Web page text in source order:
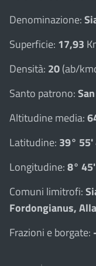
Denominazione:
Superficie: 17,93
Densità: 20(ab/
Santo patrono:
Altitudine media:
Latitudine: 39°
Longitudine:8°
Comuni limitrofi:
Fordongianus,
Frazioni e borgate: